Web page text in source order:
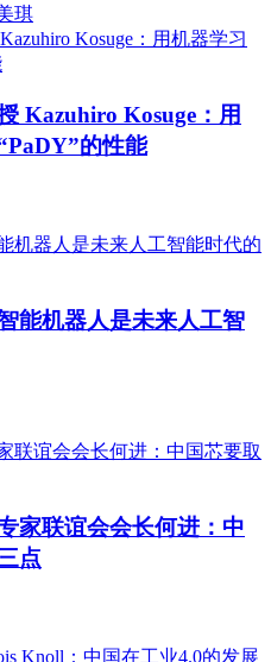
琪
Kazuhiro Kosuge：用
的性能
能机器人是未来人工智
家联谊会会长何进：中
点